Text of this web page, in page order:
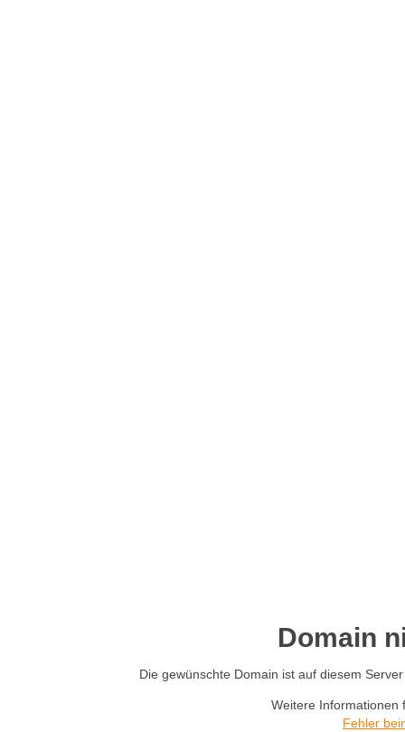
Domain
Die gewünschte Domain ist auf diesem
Weitere Informationen
Fehler